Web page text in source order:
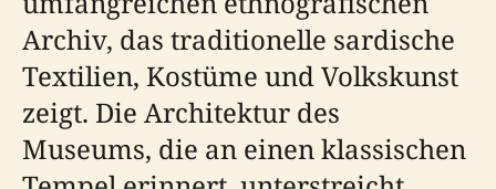
Archiv, das traditionelle sardische
Textilien, Kostüme und Volkskunst
zeigt. Die Architektur des
Museums, die an einen klassischen